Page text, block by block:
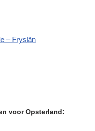
– Fryslân
voor Opsterland: